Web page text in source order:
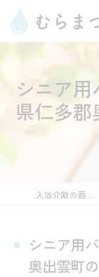
シニア
県仁多
入浴介助の器具ならむらまつ商店
シニア用
奥出雲町